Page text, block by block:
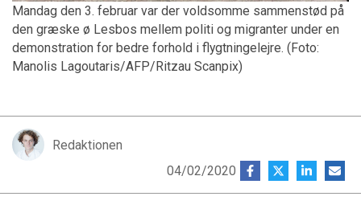
Mandag den 3. februar var der voldsomme sammenstød på
den græske ø Lesbos mellem politi og migranter under en
demonstration for bedre forhold i flygtningelejre. (Foto:
Manolis Lagoutaris/AFP/Ritzau Scanpix)
Redaktionen
04/02/2020